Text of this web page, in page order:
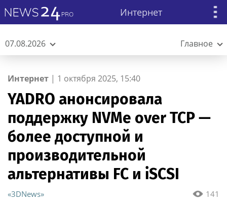
Интернет
07.08.2026 Главное
Интернет | 1 октября 2025, 15:40
YADRO анонсировала
поддержку NVMe over TCP —
более доступной и
производительной
альтернативы FC и iSCSI
141
«3DNews»